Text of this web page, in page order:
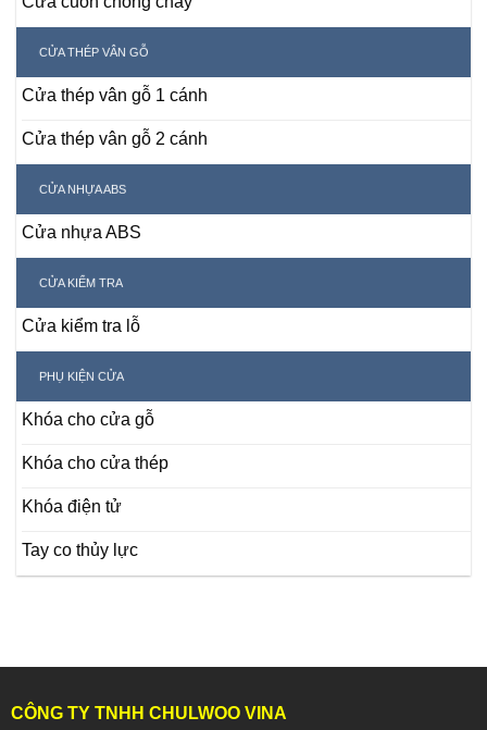
CỬA THÉP VÂN GỖ
Cửa thép vân gỗ 1 cánh
Cửa thép vân gỗ 2 cánh
CỬA NHỰA ABS
Cửa nhựa ABS
CỬA KIỂM TRA
Cửa kiểm tra lỗ
PHỤ KIỆN CỬA
Khóa cho cửa gỗ
Khóa cho cửa thép
Khóa điện tử
Tay co thủy lực
CÔNG TY TNHH CHULWOO VINA